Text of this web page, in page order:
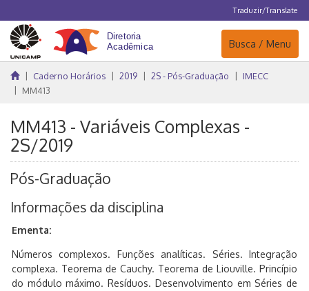
Traduzir/Translate
Navegação
Busca / Menu
Caderno Horários 2019 2S - Pós-Graduação
IMECC
MM413
MM413 - Variáveis Complexas -
2S/2019
Pós-Graduação
Informações da disciplina
Ementa:
Números complexos. Funções analíticas. Séries. Integração
complexa. Teorema de Cauchy. Teorema de Liouville. Princípio
do módulo máximo. Resíduos. Desenvolvimento em Séries de